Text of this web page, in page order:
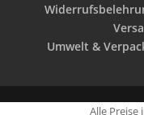
Umwelt &
Alle Preise